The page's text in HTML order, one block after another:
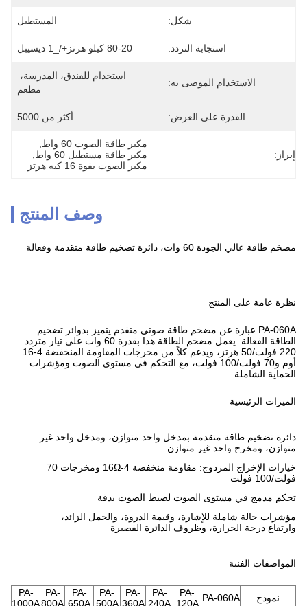
شكل: المستطيل
استجابة التردد: 80-20 كيلو هرتز+/_1 ديسيبل
الاستخدام الموصى به:
مطعم
القدرة على العرض: أكثر من 5000
إبراز:
مكبر طاقة الصوت 60 واط
مكبر طاقة مستطيل 60 واط
مكبر الصوت بقوة 16 كيه هرتز
وصف المنتج
مضخم طاقة عالي الجودة 60 وات، دائرة تضخيم طاقة متقدمة وفعالة
نظرة عامة على المنتج
PA-060A عبارة عن مضخم طاقة صوتي متقدم يتميز بدوائر تضخيم
الطاقة الفعالة. يعمل مضخم الطاقة هذا بقدرة 60 وات على تيار متردد
220 فولت/50 هرتز، ويدعم كلاً من مخرجات المقاومة المنخفضة 4-16
أوم و70 فولت/100 فولت، مع التحكم في مستوى الصوت ومؤشرات
الحماية الشاملة.
الميزات الرئيسية
دائرة تضخيم طاقة متقدمة بمدخل واحد متوازن، ومدخل واحد غير
متوازن، ومخرج واحد غير متوازن
خيارات الإخراج المزدوج: مقاومة منخفضة 4-16Ω ومخرجات 70
فولت/100 فولت
تحكم مدمج في مستوى الصوت لضبط الصوت بدقة
مؤشرات حالة شاملة للإشارة، وقيمة الذروة، والحمل الزائد،
وارتفاع درجة الحرارة، وظروف الدائرة القصيرة
المواصفات الفنية
نموذج PA-060A
PA-
120A
PA-
240A
PA-
360A
PA-
500A
PA-
650A
PA-
800A
PA-
1000A